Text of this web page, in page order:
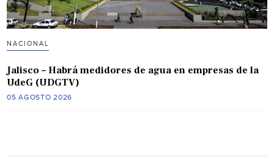
NACIONAL
Jalisco – Habrá medidores de agua en empresas de la
UdeG (UDGTV)
05 AGOSTO 2026